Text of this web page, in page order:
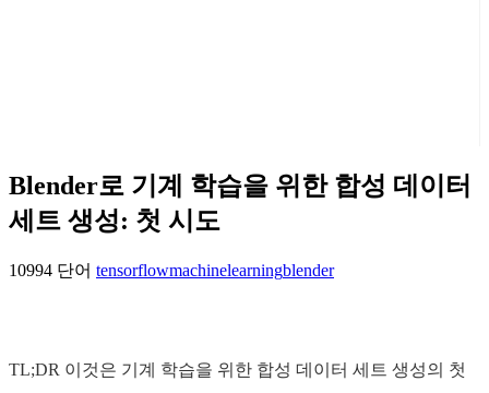
Blender로 기계 학습을 위한 합성 데이터
세트 생성: 첫 시도
10994 단어 tensorflowmachinelearningblender
TL;DR 이것은 기계 학습을 위한 합성 데이터 세트 생성의 첫